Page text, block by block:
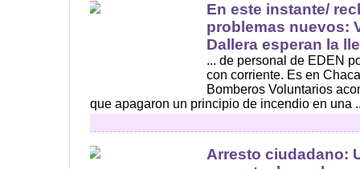
En este instante/
problemas nuevos:
Dallera esperan la
... de personal de EDEN
con corriente. Es en
Bomberos Voluntarios
que apagaron un principio de incendio en una
Arresto ciudadano: